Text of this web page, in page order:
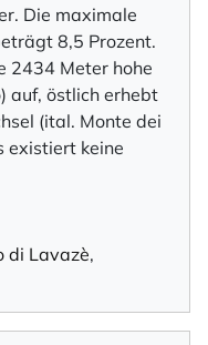
Die maximale
8,5 Prozent.
2434 Meter hohe
auf, östlich erhebt
(ital. Monte dei
existiert keine
di Lavazè,